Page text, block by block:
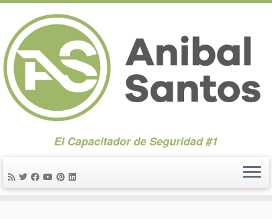
El Capacitador de Seguridad #1